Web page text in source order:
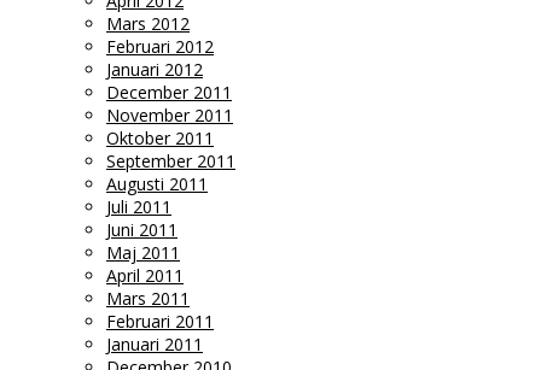
Mars 2012
Februari 2012
Januari 2012
December 2011
November 2011
Oktober 2011
September 2011
Augusti 2011
Juli 2011
Juni 2011
Maj 2011
April 2011
Mars 2011
Februari 2011
Januari 2011